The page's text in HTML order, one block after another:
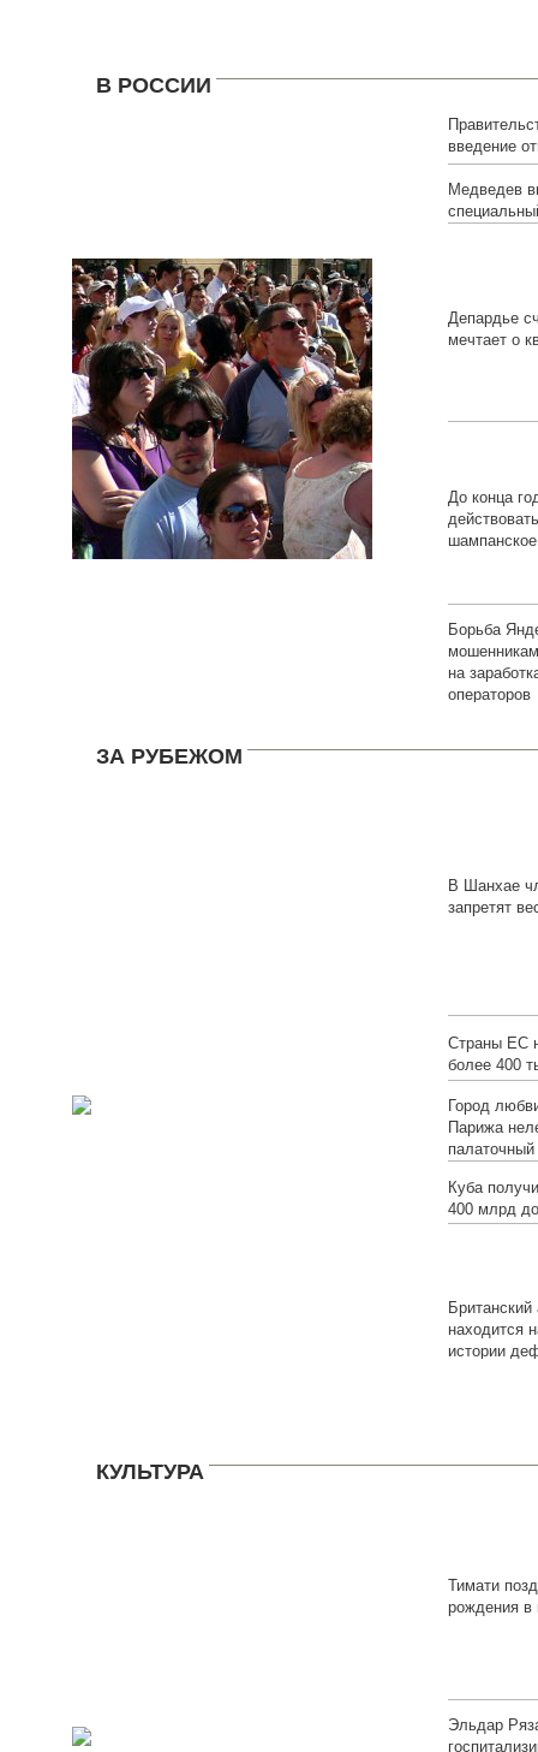
В РОССИИ
введение
Медведев
Депардье
мечтает о
До конца
шампанское
Борьба
на
операторов
ЗА РУБЕЖОМ
В Шанхае
запретят
Страны ЕС
более 400
Город
Парижа
палаточный
Куба
400 млрд
находится
истории
КУЛЬТУРА
Тимати
рождения в
Эльдар